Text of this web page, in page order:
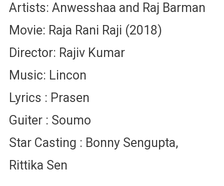
Artists: Anwesshaa and Raj Barman
Movie: Raja Rani Raji (2018)
Director: Rajiv Kumar
Music: Lincon
Lyrics : Prasen
Guiter : Soumo
Star Casting : Bonny Sengupta,
Rittika Sen